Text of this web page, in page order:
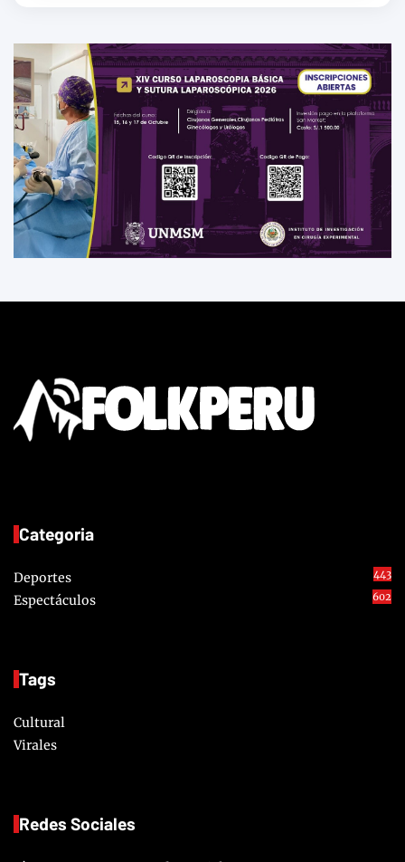
Categoria
Deportes 443
Espectáculos 602
Tags
Cultural
Virales
Redes Sociales